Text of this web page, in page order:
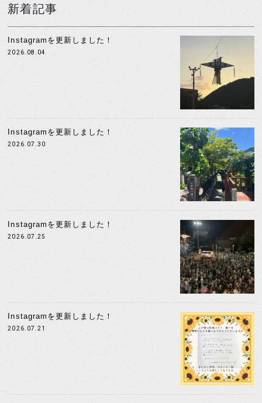
新着記事
Instagramを更新しました！
2026.08.04
Instagramを更新しました！
2026.07.30
Instagramを更新しました！
2026.07.25
Instagramを更新しました！
2026.07.21